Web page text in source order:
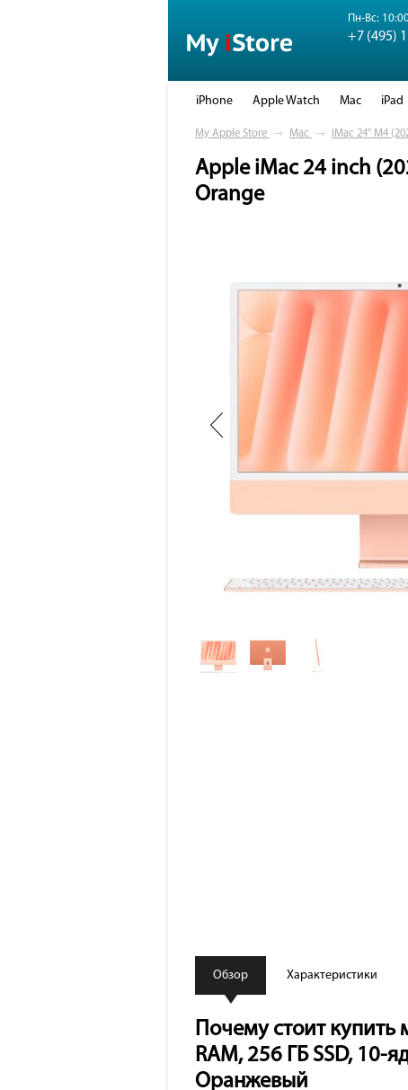
Пн-Вс:
+7 (495)
iPhone Apple Watch Mac iPad
My Apple Store → Mac → iMac 24" M4
Apple iMac 24 inch
Orange
Обзор Характеристики
Почему стоит купить
RAM, 256 ГБ SSD, 10-
Оранжевый